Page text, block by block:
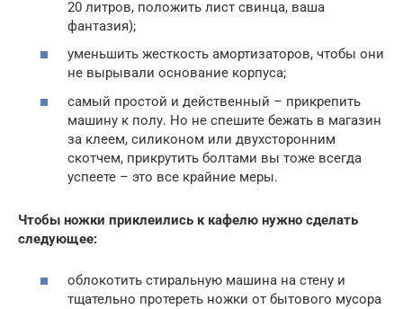
20 литров, положить лист свинца, ваша
фантазия);
уменьшить жесткость амортизаторов, чтобы они
не вырывали основание корпуса;
самый простой и действенный – прикрепить
машину к полу. Но не спешите бежать в магазин
за клеем, силиконом или двухсторонним
скотчем, прикрутить болтами вы тоже всегда
успеете – это все крайние меры.
Чтобы ножки приклеились к кафелю нужно сделать
следующее:
облокотить стиральную машина на стену и
тщательно протереть ножки от бытового мусора